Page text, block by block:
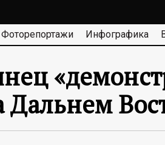
Фоторепортажи Инфографика